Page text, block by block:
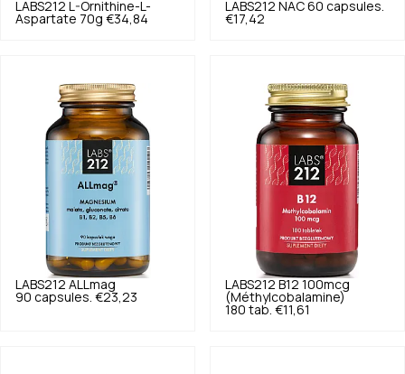
LABS212
L-Ornithine-L-
Aspartate 70g €34,84
LABS212 NAC 60 capsules.
€17,42
LABS212 ALLmag
90 capsules. €23,23
LABS212 B12 100mcg
(Méthylcobalamine)
180 tab. €11,61